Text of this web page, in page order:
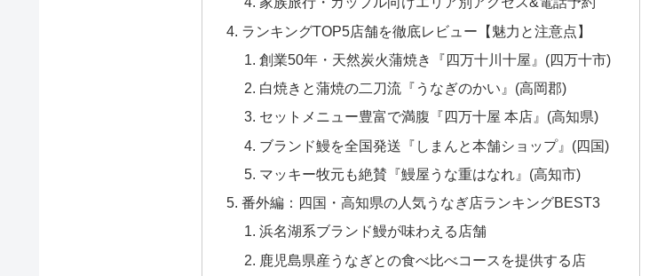
ランキングTOP5店舗を徹底レビュー【魅力と注意点】
創業50年・天然炭火蒲焼き『四万十川十屋』(四万十市)
白焼きと蒲焼の二刀流『うなぎのかい』(高岡郡)
セットメニュー豊富で満腹『四万十屋 本店』(高知県)
ブランド鰻を全国発送『しまんと本舗ショップ』(四国)
マッキー牧元も絶賛『鰻屋うな重はなれ』(高知市)
番外編：四国・高知県の人気うなぎ店ランキングBEST3
浜名湖系ブランド鰻が味わえる店舗
鹿児島県産うなぎとの食べ比べコースを提供する店